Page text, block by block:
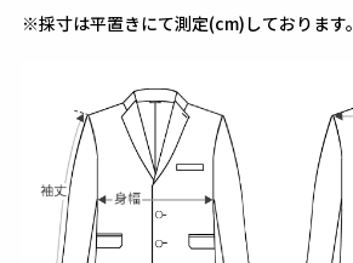
※採寸は平置きにて測定(cm)しております。